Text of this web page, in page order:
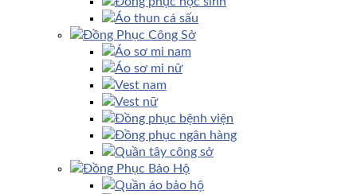
Áo thun cá sấu
Đồng Phục Công Sở
Áo sơ mi nam
Áo sơ mi nữ
Vest nam
Vest nữ
Đồng phục bệnh viện
Đồng phục ngân hàng
Quần tây công sở
Đồng Phục Bảo Hộ
Quần áo bảo hộ